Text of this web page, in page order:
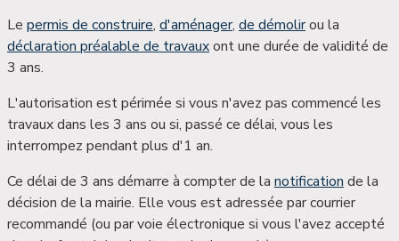
Le permis de construire, d'aménager, de démolirou la
déclaration préalable de travauxont une durée de validité de
3 ans.
L'autorisation est périmée si vous n'avez pas commencé les
travaux dans les 3 ans ou si, passé ce délai, vous les
interrompez pendant plus d'1 an.
Ce délai de 3 ans démarre à compter de la notification de la
décision de la mairie. Elle vous est adressée par courrier
recommandé (ou par voie électronique si vous l'avez accepté